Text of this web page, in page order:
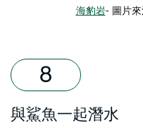
海豹岩- 圖片
與鯊魚一起潛水